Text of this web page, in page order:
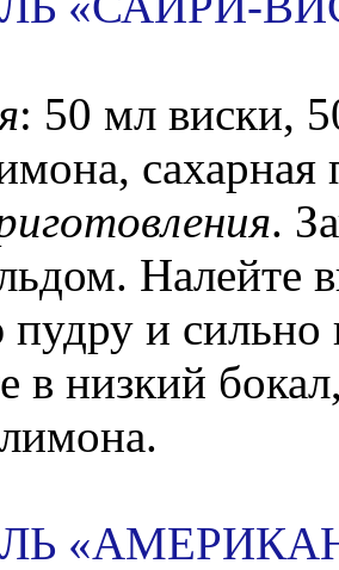
: 50 мл виски,
сахарная
.
Налейте
и сильно
в низкий